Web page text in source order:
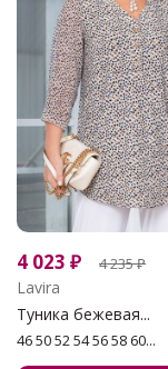
4 023 ₽ 4 235₽
Lavira
Туника бежевая...
46 50 52 54 56 58 60...